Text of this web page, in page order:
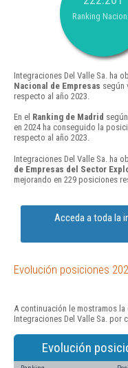
Ranking
Integraciones Del Valle Sa. ha
Nacional de Empresas según
respecto al año 2023.
En el Ranking de Madrid
en 2024 ha conseguido la
respecto al año 2023.
Integraciones Del Valle Sa. ha
de Empresas del Sector
mejorando en 229 posiciones
Acceda a toda la
Evolución posiciones
A continuación le mostramos
Integraciones Del Valle Sa. por
Evolución